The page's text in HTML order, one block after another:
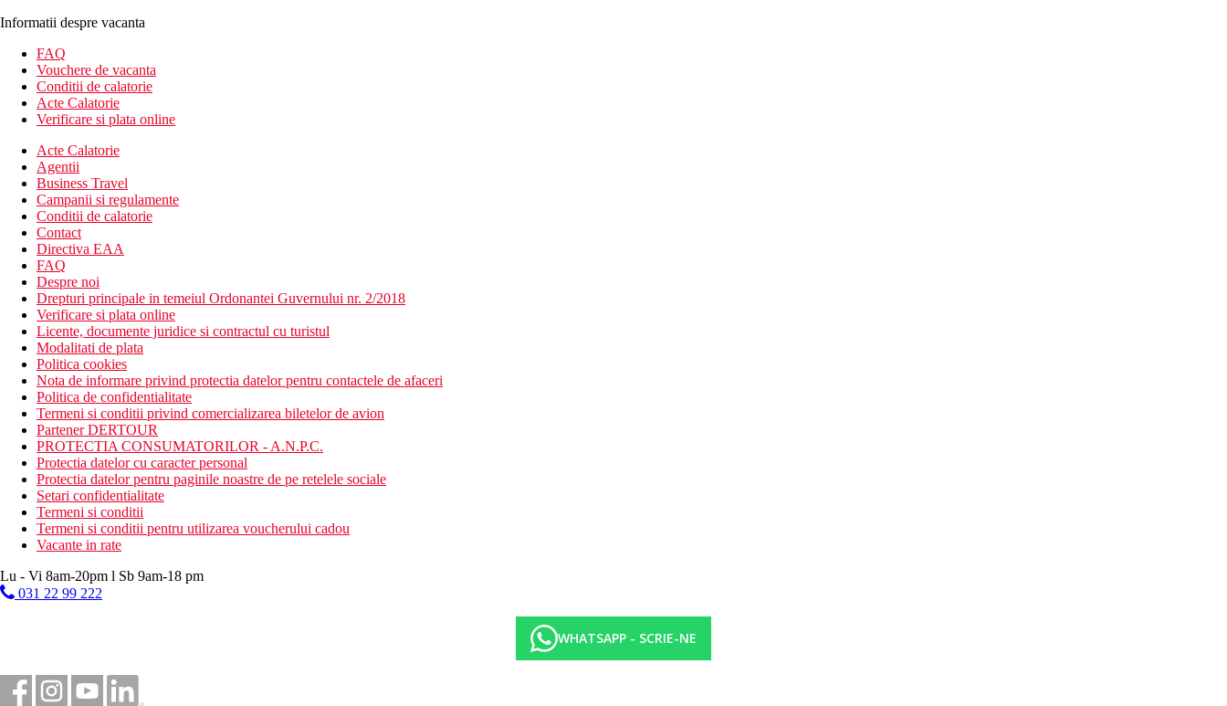
Informatii despre vacanta
FAQ
Vouchere de vacanta
Conditii de calatorie
Acte Calatorie
Verificare si plata online
Acte Calatorie
Agentii
Business Travel
Campanii si regulamente
Conditii de calatorie
Contact
Directiva EAA
FAQ
Despre noi
Drepturi principale in temeiul Ordonantei Guvernului nr. 2/2018
Verificare si plata online
Licente, documente juridice si contractul cu turistul
Modalitati de plata
Politica cookies
Nota de informare privind protectia datelor pentru contactele de afaceri
Politica de confidentialitate
Termeni si conditii privind comercializarea biletelor de avion
Partener DERTOUR
PROTECTIA CONSUMATORILOR - A.N.P.C.
Protectia datelor cu caracter personal
Protectia datelor pentru paginile noastre de pe retelele sociale
Setari confidentialitate
Termeni si conditii
Termeni si conditii pentru utilizarea voucherului cadou
Vacante in rate
Lu - Vi 8am-20pm l Sb 9am-18 pm
031 22 99 222
WHATSAPP - SCRIE-NE